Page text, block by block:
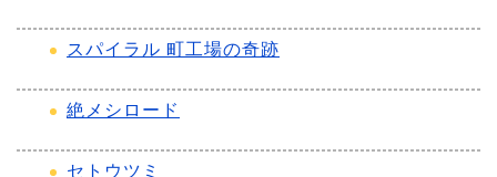
スパイラル 町工場の奇跡
絶メシロード
セトウツミ